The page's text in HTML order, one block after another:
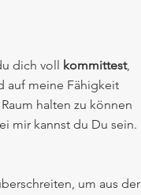
dich voll kommittest,
auf meine Fähigkeit
halten zu können
mir kannst du Du sein.
um aus der